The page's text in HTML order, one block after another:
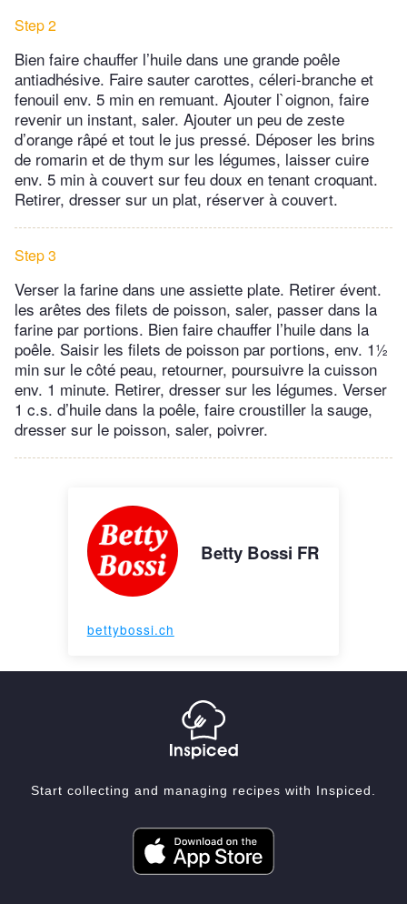
Step 2
Bien faire chauffer l’huile dans une grande poêle
antiadhésive. Faire sauter carottes, céleri-branche et
fenouil env. 5 min en remuant. Ajouter l`oignon, faire
revenir un instant, saler. Ajouter un peu de zeste
d’orange râpé et tout le jus pressé. Déposer les brins
de romarin et de thym sur les légumes, laisser cuire
env. 5 min à couvert sur feu doux en tenant croquant.
Retirer, dresser sur un plat, réserver à couvert.
Step 3
Verser la farine dans une assiette plate. Retirer évent.
les arêtes des filets de poisson, saler, passer dans la
farine par portions. Bien faire chauffer l’huile dans la
poêle. Saisir les filets de poisson par portions, env. 1½
min sur le côté peau, retourner, poursuivre la cuisson
env. 1 minute. Retirer, dresser sur les légumes. Verser
1 c.s. d’huile dans la poêle, faire croustiller la sauge,
dresser sur le poisson, saler, poivrer.
Betty Bossi FR
bettybossi.ch
Start collecting and managing recipes with Inspiced.